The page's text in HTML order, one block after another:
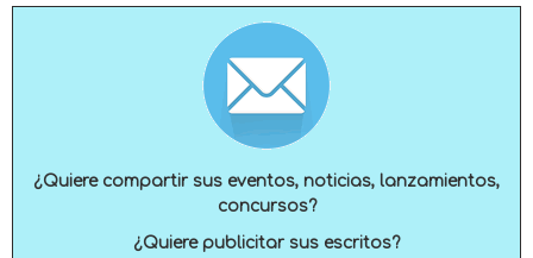
¿Quiere compartir sus eventos, noticias, lanzamientos,
concursos?
¿Quiere publicitar sus escritos?